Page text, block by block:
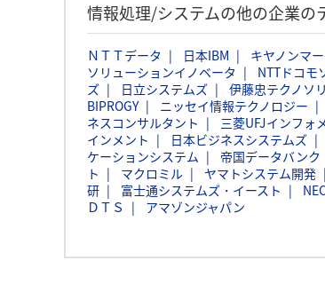
情報処理/システムの他の企業の
ＮＴＴデータ 日本IBM キヤノンマ
ソリューションイノベータ
NTTドコモ
ズ
日立システムズ 伊藤忠テクノソ
BIPROGY
ニッセイ情報テクノロジー
ネスコンサルタント
三菱UFJインフォ
インメント
日本ビジネスシステムズ
ケーションシステム
帝国データバンク
ト
マクロミル ヤマトシステム開発
研
富士通システムズ・イースト
ＤＴＳ
アマゾンジャパン